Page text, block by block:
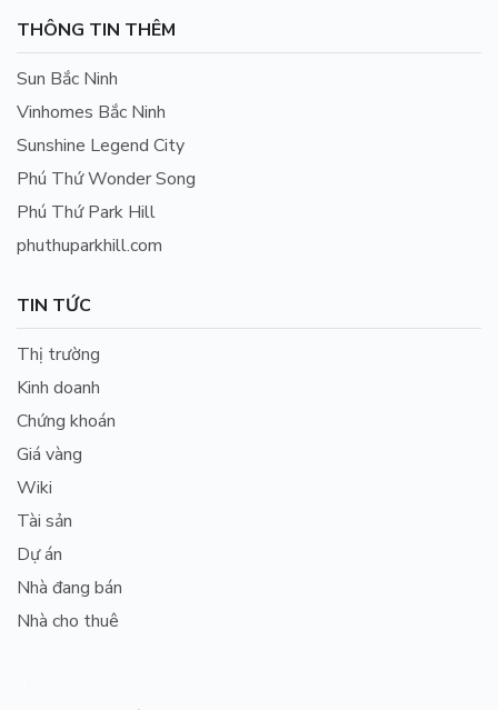
THÔNG TIN THÊM
Sun Bắc Ninh
Vinhomes Bắc Ninh
Sunshine Legend City
Phú Thứ Wonder Song
Phú Thứ Park Hill
phuthuparkhill.com
TIN TỨC
Thị trường
Kinh doanh
Chứng khoán
Giá vàng
Wiki
Tài sản
Dự án
Nhà đang bán
Nhà cho thuê